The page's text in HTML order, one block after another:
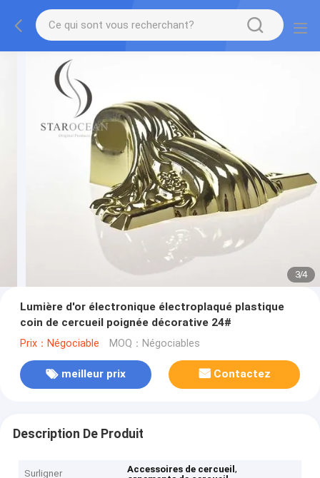
3/4
Lumière d'or électronique électroplaqué plastique
coin de cercueil poignée décorative 24#
Prix：Négociable MOQ：Négociables
meilleur prix Contactez
Description De Produit
Surligner Accessoires de cercueil,